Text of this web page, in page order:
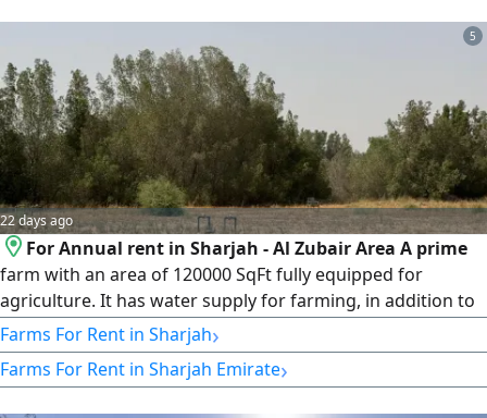
5
22 days ago
For Annual rent in Sharjah - Al Zubair Area A prime
farm with an area of 120000 SqFt fully equipped for
agriculture. It has water supply for farming, in addition to
a caravan, bathroom, and palm trees. Farm Details Large
area 120000 SqFt Equipped for agriculture Water available
for farming Caravan Bathroom Palm trees Annual rent
Farms For Rent in Sharjah›
Farms For Rent in Sharjah Emirate›